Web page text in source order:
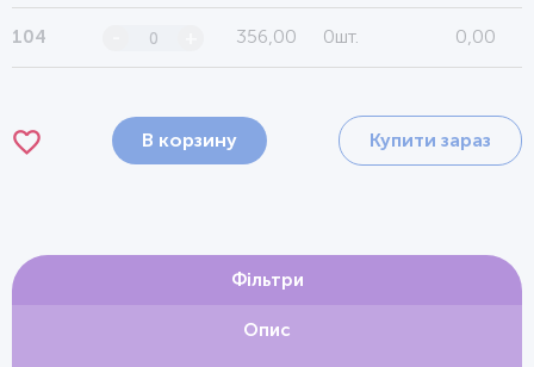
104 356,00 0шт. 0,00
В корзину Купити зараз
Фільтри
Опис